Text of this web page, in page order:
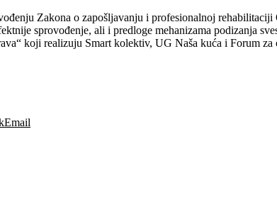
Zakona o zapošljavanju i profesionalnoj
sprovođenje, ali i predloge mehanizama podizanja
koji realizuju Smart kolektiv, UG Naša kuća i Forum
Email